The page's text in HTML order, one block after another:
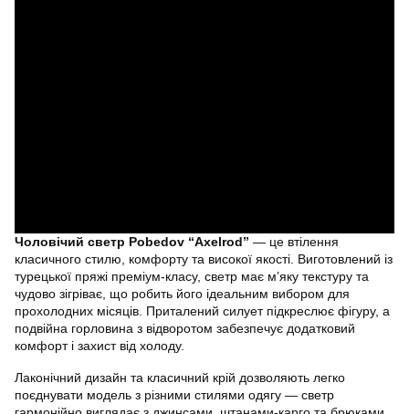
Чоловічий светр Pobedov “Axelrod” — це втілення
класичного стилю, комфорту та високої якості. Виготовлений із
турецької пряжі преміум-класу, светр має м’яку текстуру та
чудово зігріває, що робить його ідеальним вибором для
прохолодних місяців. Приталений силует підкреслює фігуру, а
подвійна горловина з відворотом забезпечує додатковий
комфорт і захист від холоду.
Лаконічний дизайн та класичний крій дозволяють легко
поєднувати модель з різними стилями одягу — светр